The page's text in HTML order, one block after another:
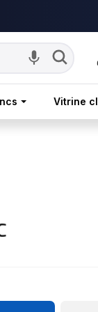

Vitrine